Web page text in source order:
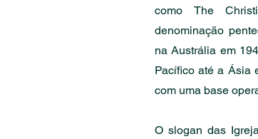
como The
denominação
na Austrália em
Pacífico até a Ásia
com uma base
​O slogan das